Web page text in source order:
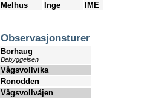
Melhus
Inge IME
Observasjonsturer
Borhaug
Bebyggelsen
Vågsvollvika
Ronodden
Vågsvollvåjen